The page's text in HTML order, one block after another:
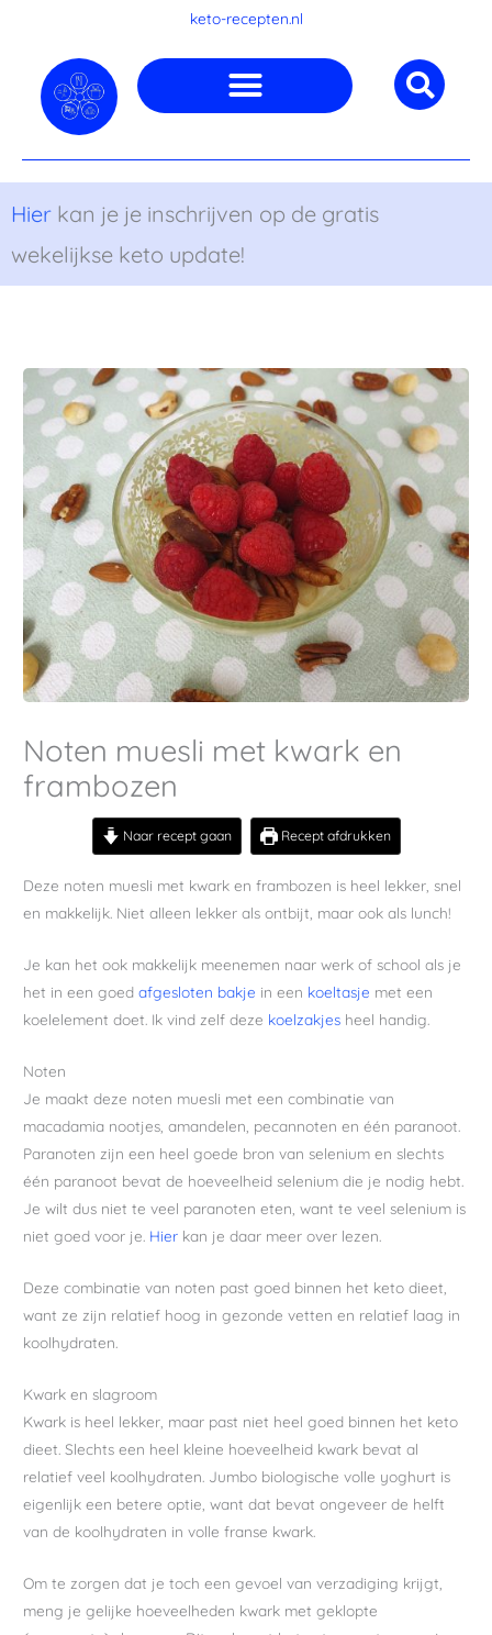
inhoud
keto-recepten.nl
Hier kan je je inschrijven op de gratis
wekelijkse keto update!
Noten muesli met kwark en
frambozen
Naar recept gaan Recept afdrukken
Deze noten muesli met kwark en frambozen is heel lekker, snel
en makkelijk. Niet alleen lekker als ontbijt, maar ook als lunch!
Je kan het ook makkelijk meenemen naar werk of school als je
het in een goedafgesloten bakje in een koeltasje met een
koelelement doet. Ik vind zelf deze koelzakjes heel handig.
Noten
Je maakt deze noten muesli met een combinatie van
macadamia nootjes, amandelen, pecannoten en één paranoot.
Paranoten zijn een heel goede bron van selenium en slechts
één paranoot bevat de hoeveelheid selenium die je nodig hebt.
Je wilt dus niet te veel paranoten eten, want te veel selenium is
niet goed voor je. Hier kan je daar meer over lezen.
Deze combinatie van noten past goed binnen het keto dieet,
want ze zijn relatief hoog in gezonde vetten en relatief laag in
koolhydraten.
Kwark en slagroom
Kwark is heel lekker, maar past niet heel goed binnen het keto
dieet. Slechts een heel kleine hoeveelheid kwark bevat al
relatief veel koolhydraten. Jumbo biologische volle yoghurt is
eigenlijk een betere optie, want dat bevat ongeveer de helft
van de koolhydraten in volle franse kwark.
Om te zorgen dat je toch een gevoel van verzadiging krijgt,
meng je gelijke hoeveelheden kwark met geklopte